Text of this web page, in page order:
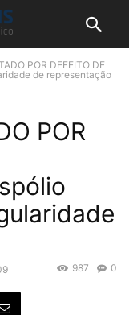
POR DEFEITO DE
de representação
POR
0
987